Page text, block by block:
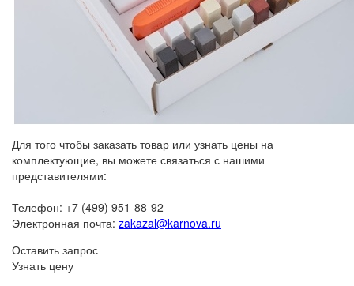
Для того чтобы заказать товар или узнать цены на
комплектующие, вы можете связаться с нашими
представителями:
Телефон: +7 (499) 951-88-92
Электронная почта: zakazal@karnova.ru
Оставить запрос
Узнать цену